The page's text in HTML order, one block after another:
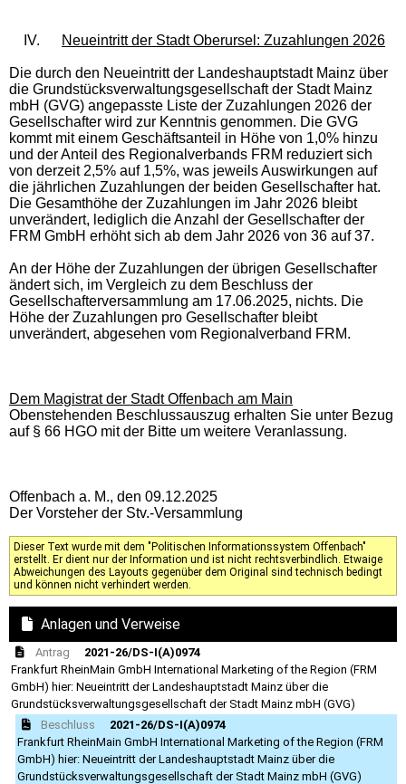
IV. Neueintritt der Stadt Oberursel : Zuzahlungen 2026
Die durch den Neueintritt der Landeshauptstadt Mainz über
die Grundstücksverwaltungsgesellschaft der Stadt Mainz
mbH (GVG) angepasste Liste der Zuzahlungen 2026 der
Gesellschafter wird zur Kenntnis genommen. Die GVG
kommt mit einem Geschäftsanteil in Höhe von 1,0% hinzu
und der Anteil des Regionalverbands FRM reduziert sich
von derzeit 2,5% auf 1,5%, was jeweils Auswirkungen auf
die jährlichen Zuzahlungen der beiden Gesellschafter hat.
Die Gesamthöhe der Zuzahlungen im Jahr 2026 bleibt
unverändert, lediglich die Anzahl der Gesellschafter der
FRM GmbH erhöht sich ab dem Jahr 2026 von 36 auf 37.
An der Höhe der Zuzahlungen der übrigen Gesellschafter
ändert sich, im Vergleich zu dem Beschluss der
Gesellschafterversammlung am 17.06.2025, nichts. Die
Höhe der Zuzahlungen pro Gesellschafter bleibt
unverändert, abgesehen vom Regionalverband FRM.
Dem Magistrat der Stadt Offenbach am Main
Obenstehenden Beschlussauszug erhalten Sie unter Bezug
auf § 66 HGO mit der Bitte um weitere Veranlassung.
Offenbach a. M., den 09.12.2025
Der Vorsteher der Stv.-Versammlung
Dieser Text wurde mit dem "Politischen Informationssystem Offenbach"
erstellt. Er dient nur der Information und ist nicht rechtsverbindlich. Etwaige
Abweichungen des Layouts gegenüber dem Original sind technisch bedingt
und können nicht verhindert werden.
Anlagen und Verweise
Antrag
2021-26/DS-I(A)0974
Frankfurt RheinMain GmbH International Marketing of the Region (FRM
GmbH) hier: Neueintritt der Landeshauptstadt Mainz über die
Grundstücksverwaltungsgesellschaft der Stadt Mainz mbH (GVG)
Beschluss
2021-26/DS-I(A)0974
Frankfurt RheinMain GmbH International Marketing of the Region (FRM
GmbH) hier: Neueintritt der Landeshauptstadt Mainz über die
Grundstücksverwaltungsgesellschaft der Stadt Mainz mbH (GVG)